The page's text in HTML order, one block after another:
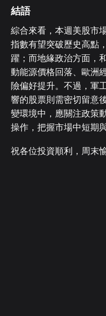
結語
綜合來看，本週美股市
指數有望突破歷史高點
躍；而地緣政治方面，
動能源價格回落、歐洲
險偏好提升。不過，軍
響的股票則需密切留意
變環境中，應關注政策
操作，把握市場中短期
祝各位投資順利，周末